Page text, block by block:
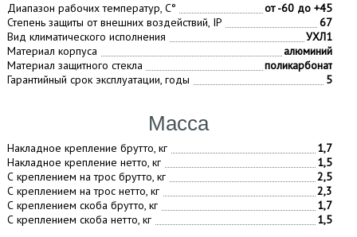
от -60 до +45
Диапазон рабочих температур, С°
67
Степень защиты от внешних воздействий, IP
УХЛ1
Вид климатического исполнения
алюминий
Материал корпуса
поликарбонат
Материал защитного стекла
5
Гарантийный срок эксплуатации, годы
Масса
1,7
Накладное крепление брутто, кг
1,5
Накладное крепление нетто, кг
2,5
С креплением на трос брутто, кг
2,3
С креплением на трос нетто, кг
1,7
С креплением скоба брутто, кг
1,5
С креплением скоба нетто, кг